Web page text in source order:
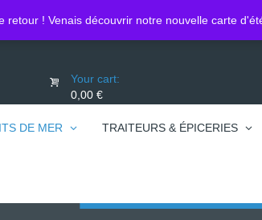
retour ! Venais découvrir notre nouvelle carte
0450740095
Your cart:
0,00 €
DE MER TRAITEURS & ÉPICERIES